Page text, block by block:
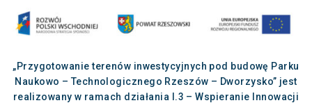
„Przygotowanie terenów inwestycyjnych pod budowę Parku
Naukowo – Technologicznego Rzeszów – Dworzysko” jest
realizowany w ramach działania I.3 – Wspieranie Innowacji